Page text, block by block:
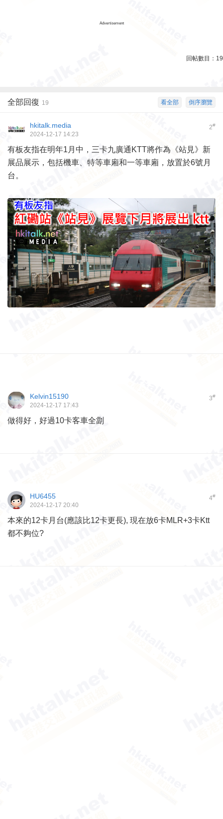
Advertisement
回帖數目： 19
倒序瀏覽
看全部
全部回復 19
2#
hkitalk.media
2024-12-17 14:23
有板友指在明年1月中，三卡九廣通KTT將作為《站見》新
展品展示，包括機車、特等車廂和一等車廂，放置於6號月
台。
3#
Kelvin15190
2024-12-17 17:43
做得好，好過10卡客車全劏
4#
HU6455
2024-12-17 20:40
本來的12卡月台(應該比12卡更長), 現在放6卡MLR+3卡Ktt
都不夠位?